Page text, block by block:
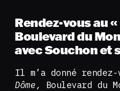
Rendez-vous au
Boulevard du
avec Souchon et
Il m’a donné rendez-
Dôme, Boulevard du